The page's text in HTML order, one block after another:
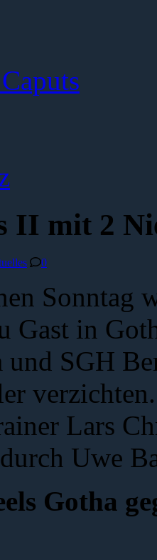
II mit 2
0
Sonntag
Gast in
und SGH
Lars
Uwe
Gotha